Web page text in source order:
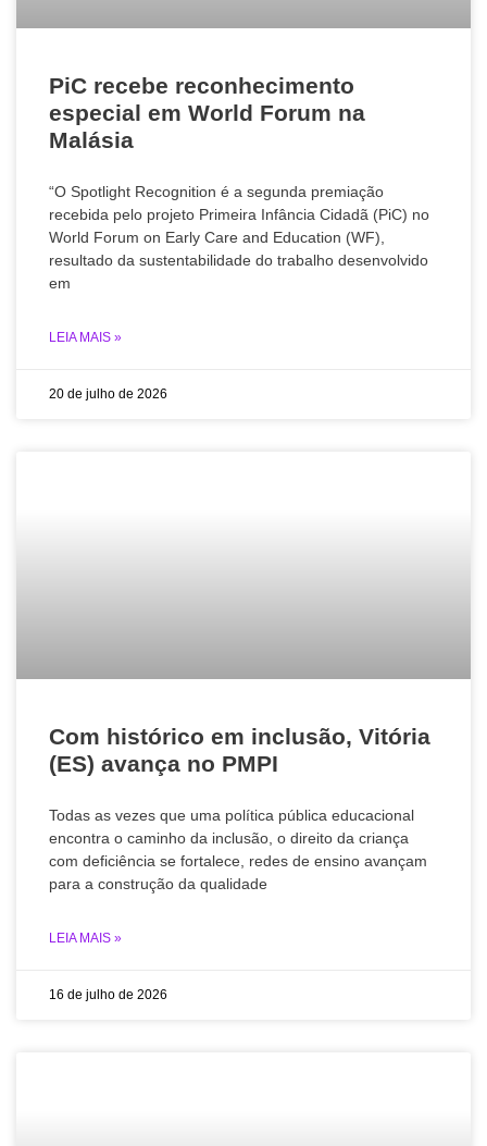
PiC recebe reconhecimento
especial em World Forum na
Malásia
“O Spotlight Recognition é a segunda premiação
recebida pelo projeto Primeira Infância Cidadã (PiC) no
World Forum on Early Care and Education (WF),
resultado da sustentabilidade do trabalho desenvolvido
em
LEIA MAIS »
20 de julho de 2026
Com histórico em inclusão, Vitória
(ES) avança no PMPI
Todas as vezes que uma política pública educacional
encontra o caminho da inclusão, o direito da criança
com deficiência se fortalece, redes de ensino avançam
para a construção da qualidade
LEIA MAIS »
16 de julho de 2026